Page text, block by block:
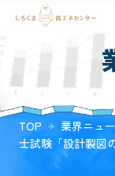
TOP
選ばれ
よくあ
お知らせ
TOP 業界ニュ
士試験「設計製図